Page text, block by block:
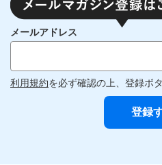
メールアドレス
利用規約を必ず確認の上、登録ボ